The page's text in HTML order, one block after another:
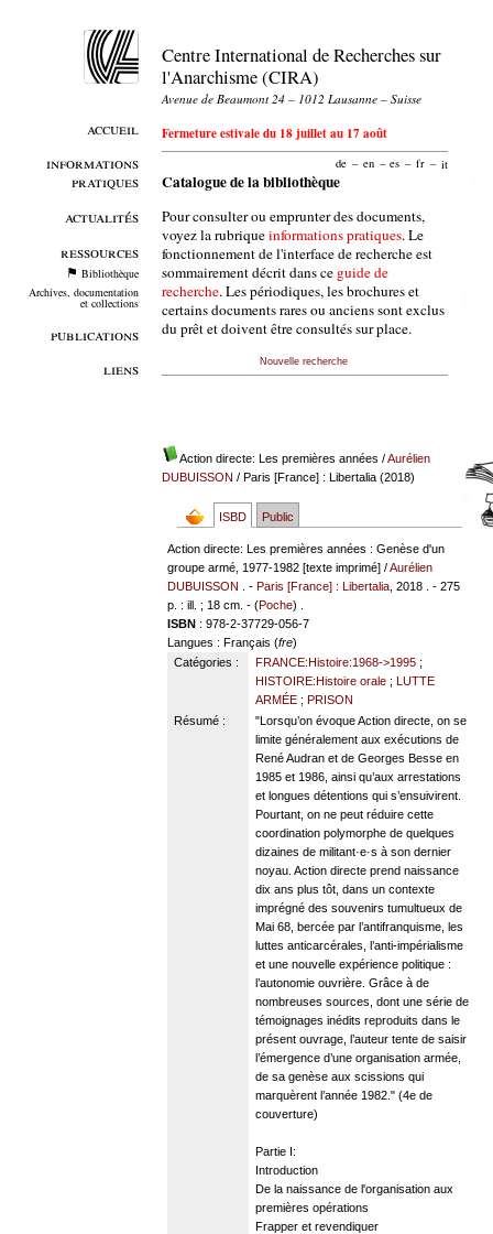
accueil
informations
pratiques
actualités
ressources
Bibliothèque
Archives, documentation
et collections
publications
liens
Centre International de Recherches sur
l'Anarchisme (CIRA)
Avenue de Beaumont 24 – 1012 Lausanne – Suisse
Fermeture estivale du 18 juillet au 17 août
de – en – es – fr – it
Catalogue de la bibliothèque
Pour consulter ou emprunter des documents,
voyez la rubriqueinformations pratiques. Le
fonctionnement de l'interface de recherche est
sommairement décrit dans ce guide de
recherche. Les périodiques, les brochures et
certains documents rares ou anciens sont exclus
du prêt et doivent être consultés sur place.
Nouvelle recherche
Action directe: Les premières années /Aurélien
DUBUISSON / Paris [France] : Libertalia (2018)
ISBD Public
Action directe: Les premières années : Genèse d'un
groupe armé, 1977-1982 [texte imprimé] /Aurélien
DUBUISSON
. -Paris [France] : Libertalia , 2018 . - 275
p. : ill. ; 18 cm. - (Poche) .
ISBN : 978-2-37729-056-7
Langues : Français (fre)
Catégories :
FRANCE:Histoire:1968->1995;
HISTOIRE:Histoire orale; LUTTE
ARMÉE; PRISON
Résumé :
"Lorsqu’on évoque Action directe, on se
limite généralement aux exécutions de
René Audran et de Georges Besse en
1985 et 1986, ainsi qu’aux arrestations
et longues détentions qui s’ensuivirent.
Pourtant, on ne peut réduire cette
coordination polymorphe de quelques
dizaines de militant·e·s à son dernier
noyau. Action directe prend naissance
dix ans plus tôt, dans un contexte
imprégné des souvenirs tumultueux de
Mai 68, bercée par l’antifranquisme, les
luttes anticarcérales, l’anti-impérialisme
et une nouvelle expérience politique :
l’autonomie ouvrière. Grâce à de
nombreuses sources, dont une série de
témoignages inédits reproduits dans le
présent ouvrage, l’auteur tente de saisir
l’émergence d’une organisation armée,
de sa genèse aux scissions qui
marquèrent l’année 1982." (4e de
couverture)
Partie I:
Introduction
De la naissance de l'organisation aux
premières opérations
Frapper et revendiquer